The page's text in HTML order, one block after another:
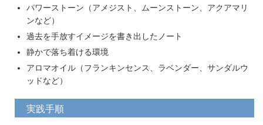
パワーストーン（アメジスト、ムーンストーン、アクアマリ
ンなど）
過去を手放すイメージを書き出したノート
静かで落ち着ける環境
アロマオイル（フランキンセンス、ラベンダー、サンダルウ
ッドなど）
実践手順